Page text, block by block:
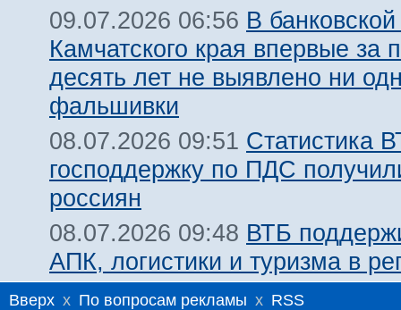
09.07.2026 06:56 В
Камчатского края впервые за
десять лет не выявлено ни
фальшивки
08.07.2026 09:51 Статистика
господдержку по ПДС
россиян
08.07.2026 09:48 ВТБ
АПК, логистики и туризма в
Вверх x По вопросам рекламы x RSS